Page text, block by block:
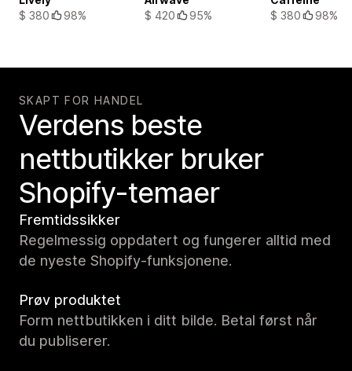
$ 380
98%
$ 420
95%
$ 380
98%
SKAPT FOR HANDEL
Verdens beste
nettbutikker bruker
Shopify-temaer
Fremtidssikker
Regelmessig oppdatert og fungerer alltid med
de nyeste Shopify-funksjonene.
Prøv produktet
Form nettbutikken i ditt bilde. Betal først når
du publiserer.